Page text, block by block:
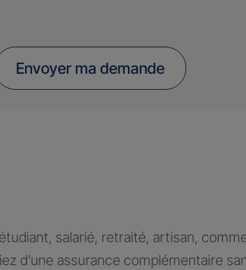
Envoyer ma demande
salarié, retraité, artisan,
d’une assurance complémentaire